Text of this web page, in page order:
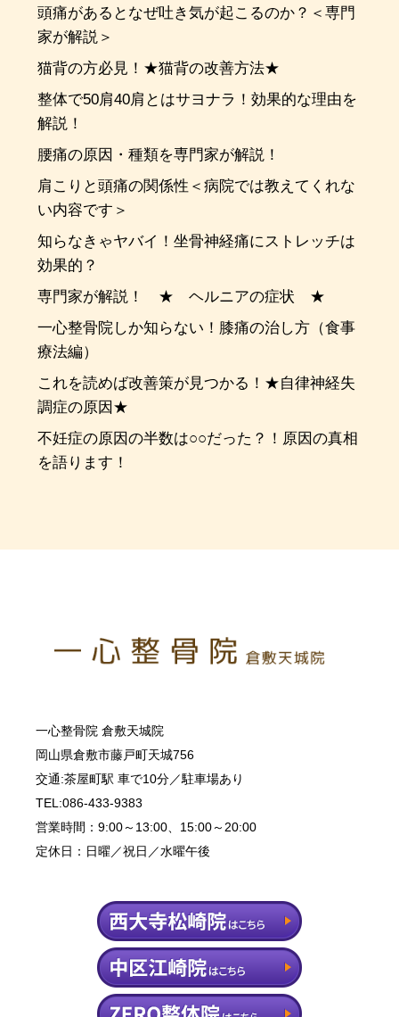
頭痛があるとなぜ吐き気が起こるのか？＜専門
家が解説＞
猫背の方必見！★猫背の改善方法★
整体で50肩40肩とはサヨナラ！効果的な理由を
解説！
腰痛の原因・種類を専門家が解説！
肩こりと頭痛の関係性＜病院では教えてくれな
い内容です＞
知らなきゃヤバイ！坐骨神経痛にストレッチは
効果的？
専門家が解説！ ★ ヘルニアの症状 ★
一心整骨院しか知らない！膝痛の治し方（食事
療法編）
これを読めば改善策が見つかる！★自律神経失
調症の原因★
不妊症の原因の半数は○○だった？！原因の真相
を語ります！
一心整骨院 倉敷天城院
岡山県倉敷市藤戸町天城756
交通:茶屋町駅 車で10分／駐車場あり
TEL:086-433-9383
営業時間：9:00～13:00、15:00～20:00
定休日：日曜／祝日／水曜午後